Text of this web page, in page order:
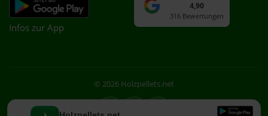
Infos zur App
4,90
316 Bewertungen
© 2026 Holzpellets.net
Facebook